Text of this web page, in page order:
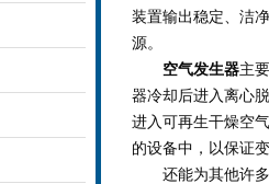
装置输出稳定、洁
源。
空气发生器主
器冷却后进入离心
进入可再生干燥空
的设备中，以保证
还能为其他许多